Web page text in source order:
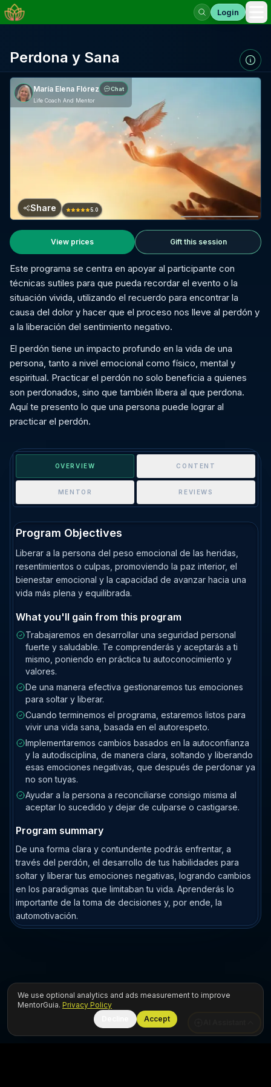
We use optional analytics and ads measurement to improve
MentorGuia. Privacy Policy
Accept
Login
Perdona y Sana
María Elena Flórez
Chat
Life Coach And Mentor
Share 5.0
View prices Gift this session
Este programa se centra en apoyar al participante con
técnicas sutiles para que pueda recordar el evento o la
situación vivida, utilizando el recuerdo para encontrar la
causa del dolor y hacer que el proceso nos lleve al perdón y
a la liberación del sentimiento negativo.
El perdón tiene un impacto profundo en la vida de una
persona, tanto a nivel emocional como físico, mental y
espiritual. Practicar el perdón no solo beneficia a quienes
son perdonados, sino que también libera al que perdona.
Aquí te presento lo que una persona puede lograr al
practicar el perdón.
OVERVIEW CONTENT
MENTOR REVIEWS
Program Objectives
Liberar a la persona del peso emocional de las heridas,
resentimientos o culpas, promoviendo la paz interior, el
bienestar emocional y la capacidad de avanzar hacia una
vida más plena y equilibrada.
What you'll gain from this program
Trabajaremos en desarrollar una seguridad personal
fuerte y saludable. Te comprenderás y aceptarás a ti
mismo, poniendo en práctica tu autoconocimiento y
valores.
De una manera efectiva gestionaremos tus emociones
para soltar y liberar.
Cuando terminemos el programa, estaremos listos para
vivir una vida sana, basada en el autorespeto.
Implementaremos cambios basados en la autoconfianza
y la autodisciplina, de manera clara, soltando y liberando
esas emociones negativas, que después de perdonar ya
no son tuyas.
Ayudar a la persona a reconciliarse consigo misma al
aceptar lo sucedido y dejar de culparse o castigarse.
Program summary
De una forma clara y contundente podrás enfrentar, a
través del perdón, el desarrollo de tus habilidades para
soltar y liberar tus emociones negativas, logrando cambios
en los paradigmas que limitaban tu vida. Aprenderás lo
importante de la toma de decisiones y, por ende, la
automotivación.